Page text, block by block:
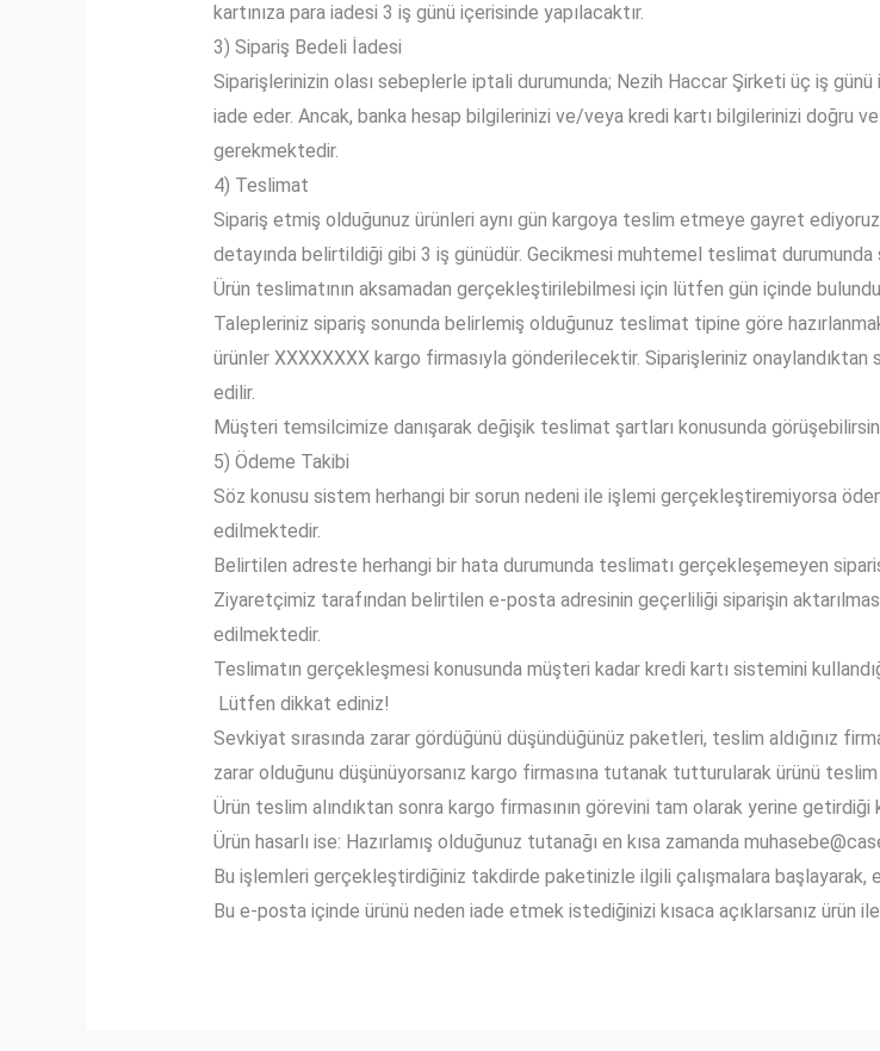
kartınıza para iadesi 3 iş günü içerisinde yapılacaktır.
3) Sipariş Bedeli İadesi
Siparişlerinizin olası sebeplerle iptali durumunda; Nezih Haccar Şirketi üç iş günü
iade eder. Ancak, banka hesap bilgilerinizi ve/veya kredi kartı bilgilerinizi doğru
gerekmektedir.
4) Teslimat
Sipariş etmiş olduğunuz ürünleri aynı gün kargoya teslim etmeye gayret
detayında belirtildiği gibi 3 iş günüdür. Gecikmesi muhtemel teslimat
Ürün teslimatının aksamadan gerçekleştirilebilmesi için lütfen gün içinde
Talepleriniz sipariş sonunda belirlemiş olduğunuz teslimat tipine göre
ürünler XXXXXXXX kargo firmasıyla gönderilecektir. Siparişleriniz
edilir.
Müşteri temsilcimize danışarak değişik teslimat şartları konusunda
5) Ödeme Takibi
Söz konusu sistem herhangi bir sorun nedeni ile işlemi gerçekleştiremiyorsa
edilmektedir.
Belirtilen adreste herhangi bir hata durumunda teslimatı gerçekleşemeyen
Ziyaretçimiz tarafından belirtilen e-posta adresinin geçerliliği siparişin
edilmektedir.
Teslimatın gerçekleşmesi konusunda müşteri kadar kredi kartı sistemini
Lütfen dikkat ediniz!
Sevkiyat sırasında zarar gördüğünü düşündüğünüz paketleri, teslim aldığınız
zarar olduğunu düşünüyorsanız kargo firmasına tutanak tutturularak ürünü teslim
Ürün teslim alındıktan sonra kargo firmasının görevini tam olarak yerine
Ürün hasarlı ise: Hazırlamış olduğunuz tutanağı en kısa zamanda
Bu işlemleri gerçekleştirdiğiniz takdirde paketinizle ilgili çalışmalara başlayarak,
Bu e-posta içinde ürünü neden iade etmek istediğinizi kısaca açıklarsanız ürün